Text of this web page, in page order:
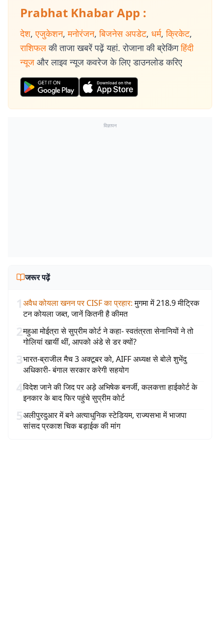
Prabhat Khabar App :
देश, एजुकेशन, मनोरंजन, बिजनेस अपडेट, धर्म, क्रिकेट,
राशिफल की ताजा खबरें पढ़ें यहां. रोजाना की ब्रेकिंग हिंदी
न्यूज और लाइव न्यूज कवरेज के लिए डाउनलोड करिए
विज्ञापन
जरूर पढ़ें
1अवैध कोयला खनन पर CISF का प्रहार: मुगमा में 218.9 मीट्रिक
टन कोयला जब्त, जानें कितनी है कीमत
2महुआ मोईत्रा से सुप्रीम कोर्ट ने कहा- स्वतंत्रता सेनानियों ने तो
गोलियां खायीं थीं, आपको अंडे से डर क्यों?
3भारत-ब्राजील मैच 3 अक्टूबर को, AIFF अध्यक्ष से बोले शुभेंदु
अधिकारी- बंगाल सरकार करेगी सहयोग
4विदेश जाने की जिद पर अड़े अभिषेक बनर्जी, कलकत्ता हाईकोर्ट के
इनकार के बाद फिर पहुंचे सुप्रीम कोर्ट
5अलीपुरदुआर में बने अत्याधुनिक स्टेडियम, राज्यसभा में भाजपा
सांसद प्रकाश चिक बड़ाईक की मांग